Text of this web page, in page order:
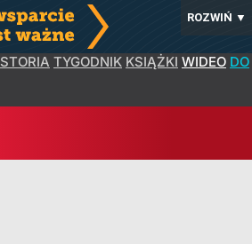
ROZWIŃ ▼
TYGODNIK KSIĄŻKI WIDEO DO